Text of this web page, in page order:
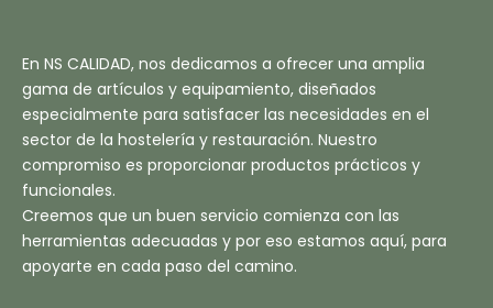
En NS CALIDAD, nos dedicamos a ofrecer una amplia
gama de artículos y equipamiento, diseñados
especialmente para satisfacer las necesidades en el
sector de la hostelería y restauración. Nuestro
compromiso es proporcionar productos prácticos y
funcionales.
Creemos que un buen servicio comienza con las
herramientas adecuadas y por eso estamos aquí, para
apoyarte en cada paso del camino.